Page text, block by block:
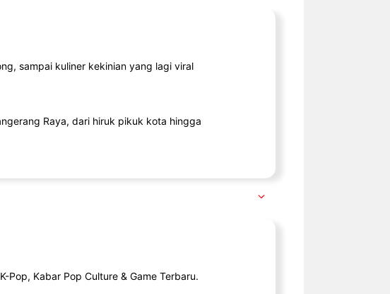
sampai kuliner kekinian yang lagi viral
Raya, dari hiruk pikuk kota hingga
Pop, Kabar Pop Culture & Game Terbaru.